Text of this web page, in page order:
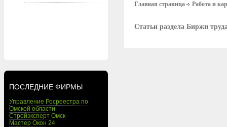
ПОСЛЕДНИЕ ФИРМЫ
Управление Росреестра по
Омской области
Стройэксперт Омск
Мастер Окон 24
Главная страница Работа и
Статьи раздела Биржи